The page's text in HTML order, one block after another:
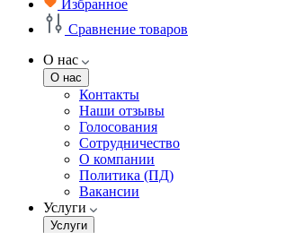
Избранное
Сравнение товаров
О нас
О нас
Контакты
Наши отзывы
Голосования
Сотрудничество
О компании
Политика (ПД)
Вакансии
Услуги
Услуги